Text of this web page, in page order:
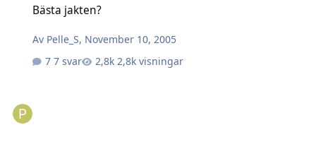
Bästa jakten?
Av Pelle_S, November 10, 2005
7 svar
2,8k visningar